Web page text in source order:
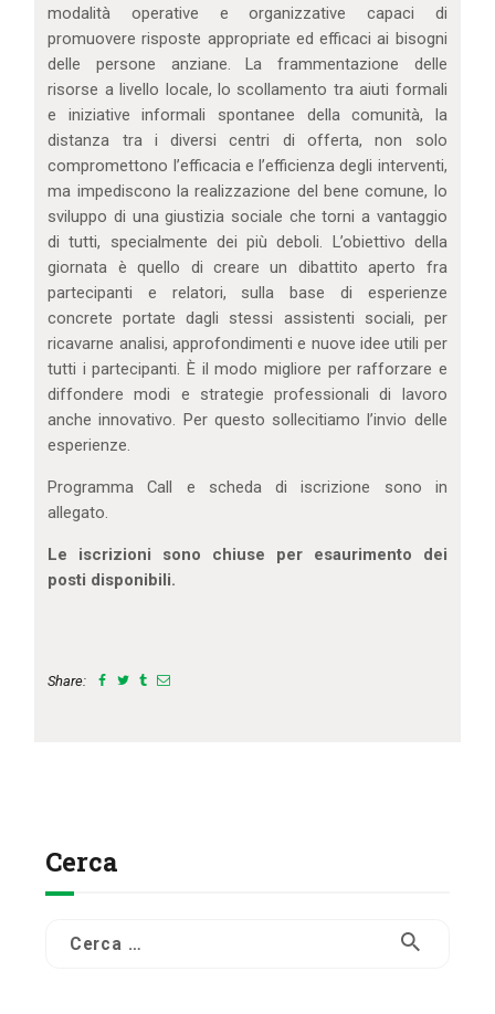
modalità operative e organizzative capaci di
promuovere risposte appropriate ed efficaci ai bisogni
delle persone anziane. La frammentazione delle
risorse a livello locale, lo scollamento tra aiuti formali
e iniziative informali spontanee della comunità, la
distanza tra i diversi centri di offerta, non solo
compromettono l’efficacia e l’efficienza degli interventi,
ma impediscono la realizzazione del bene comune, lo
sviluppo di una giustizia sociale che torni a vantaggio
di tutti, specialmente dei più deboli. L’obiettivo della
giornata è quello di creare un dibattito aperto fra
partecipanti e relatori, sulla base di esperienze
concrete portate dagli stessi assistenti sociali, per
ricavarne analisi, approfondimenti e nuove idee utili per
tutti i partecipanti. È il modo migliore per rafforzare e
diffondere modi e strategie professionali di lavoro
anche innovativo. Per questo sollecitiamo l’invio delle
esperienze.
Programma Call e scheda di iscrizione sono in
allegato.
Le iscrizioni sono chiuse per esaurimento dei
posti disponibili.
Share:
Cerca